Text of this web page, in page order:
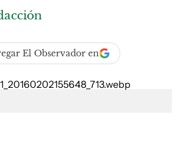
El Observador en